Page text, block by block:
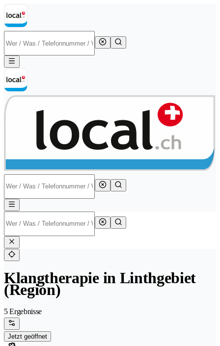
Klangtherapie in Linthgebiet
(Region)
5 Ergebnisse
Jetzt geöffnet